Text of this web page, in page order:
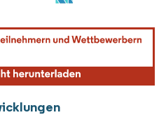
erfordert Namensnennung gemäß